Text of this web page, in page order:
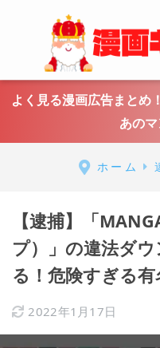
よく見る漫画広告まとめ
あの
ホーム
【逮捕】「
プ）」の違法ダ
る！危険すぎる
2022年1月17日